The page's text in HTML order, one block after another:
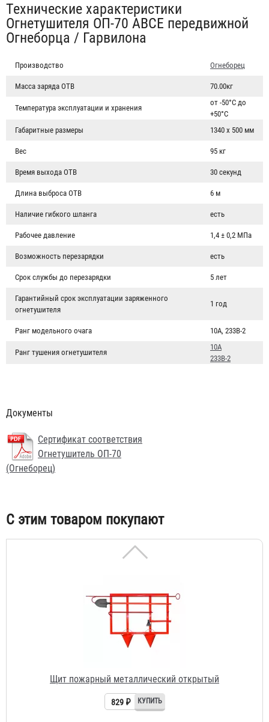
Табы
Технические характеристики
Огнетушителя ОП-70 ABCE передвижной
Огнеборца / Гарвилона
Производство Огнеборец
Масса заряда ОТВ 70.00кг
Температура эксплуатации и хранения
от -50°С до
+50°С
Габаритные размеры
1340 х 500 мм
Вес 95 кг
Время выхода ОТВ 30 секунд
Длина выброса ОТВ 6 м
Наличие гибкого шланга есть
Рабочее давление 1,4 ± 0,2 МПа
Возможность перезарядки есть
Срок службы до перезарядки 5 лет
Гарантийный срок эксплуатации заряженного
огнетушителя
1 год
Ранг модельного очага 10A, 233B-2
Ранг тушения огнетушителя
10А
233B-2
Документы
Сертификат соответствия
Огнетушитель ОП-70
(Огнеборец)
С этим товаром покупают
Щит пожарный металлический открытый
Щит пожарный металлический закрытый (1 дверь
сетка)